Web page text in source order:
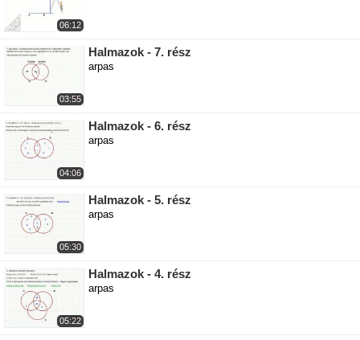
06:12
03:55
Halmazok - 7. rész
arpas
04:06
Halmazok - 6. rész
arpas
05:30
Halmazok - 5. rész
arpas
05:22
Halmazok - 4. rész
arpas